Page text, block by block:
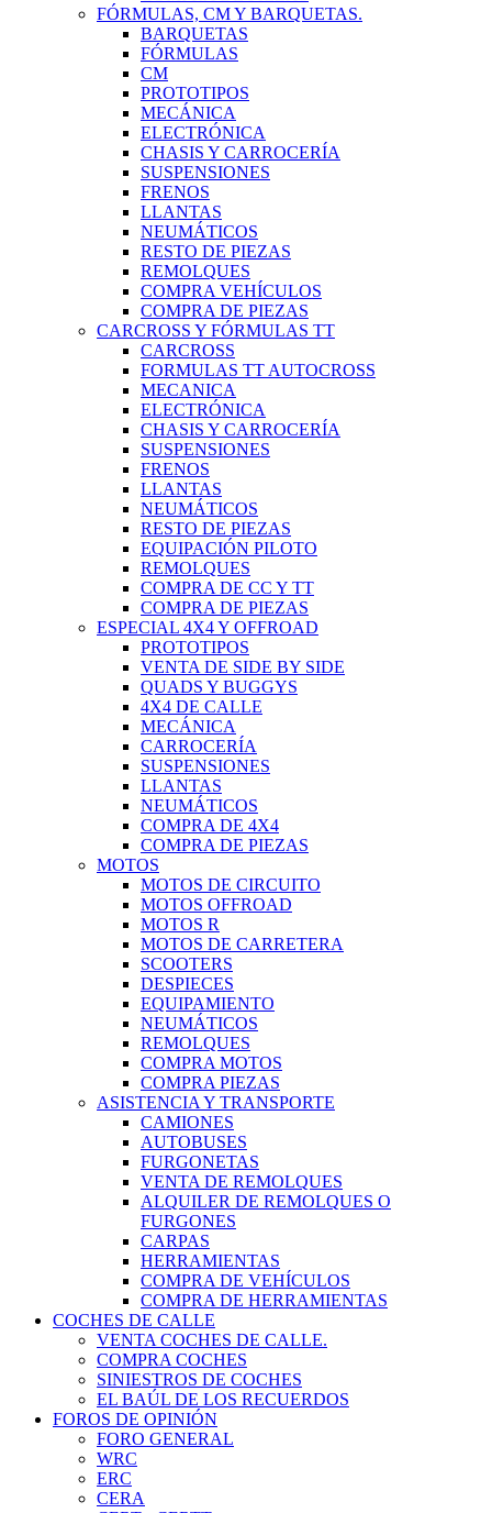
FÓRMULAS, CM Y BARQUETAS.
BARQUETAS
FÓRMULAS
CM
PROTOTIPOS
MECÁNICA
ELECTRÓNICA
CHASIS Y CARROCERÍA
SUSPENSIONES
FRENOS
LLANTAS
NEUMÁTICOS
RESTO DE PIEZAS
REMOLQUES
COMPRA VEHÍCULOS
COMPRA DE PIEZAS
CARCROSS Y FÓRMULAS TT
CARCROSS
FORMULAS TT AUTOCROSS
MECANICA
ELECTRÓNICA
CHASIS Y CARROCERÍA
SUSPENSIONES
FRENOS
LLANTAS
NEUMÁTICOS
RESTO DE PIEZAS
EQUIPACIÓN PILOTO
REMOLQUES
COMPRA DE CC Y TT
COMPRA DE PIEZAS
ESPECIAL 4X4 Y OFFROAD
PROTOTIPOS
VENTA DE SIDE BY SIDE
QUADS Y BUGGYS
4X4 DE CALLE
MECÁNICA
CARROCERÍA
SUSPENSIONES
LLANTAS
NEUMÁTICOS
COMPRA DE 4X4
COMPRA DE PIEZAS
MOTOS
MOTOS DE CIRCUITO
MOTOS OFFROAD
MOTOS R
MOTOS DE CARRETERA
SCOOTERS
DESPIECES
EQUIPAMIENTO
NEUMÁTICOS
REMOLQUES
COMPRA MOTOS
COMPRA PIEZAS
ASISTENCIA Y TRANSPORTE
CAMIONES
AUTOBUSES
FURGONETAS
VENTA DE REMOLQUES
ALQUILER DE REMOLQUES O
FURGONES
CARPAS
HERRAMIENTAS
COMPRA DE VEHÍCULOS
COMPRA DE HERRAMIENTAS
COCHES DE CALLE
VENTA COCHES DE CALLE.
COMPRA COCHES
SINIESTROS DE COCHES
EL BAÚL DE LOS RECUERDOS
FOROS DE OPINIÓN
FORO GENERAL
WRC
ERC
CERA